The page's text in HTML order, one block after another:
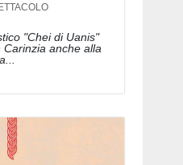
"Chei di Uanis"
anche alla